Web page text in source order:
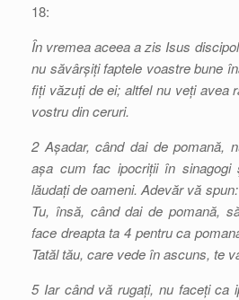
18:
În vremea aceea a zis Isus
nu săvârșiți faptele voastre bune
fiți văzuți de ei; altfel nu veți avea
vostru din ceruri.
2 Așadar, când dai de pomană,
așa cum fac ipocriții în
lăudați de oameni. Adevăr vă
Tu, însă, când dai de pomană,
face dreapta ta 4 pentru ca
Tatăl tău, care vede în ascuns, te
5 Iar când vă rugați, nu faceți ca